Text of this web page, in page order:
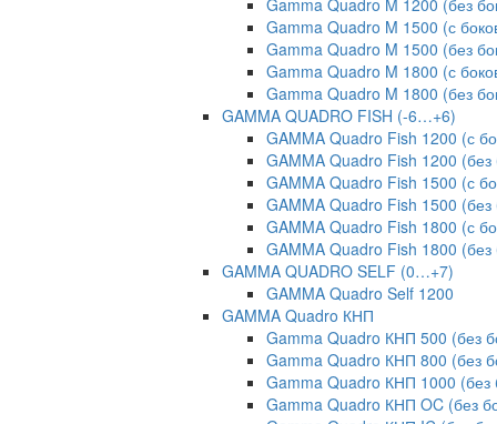
Gamma Quadro M 1200 (без
Gamma Quadro M 1500 (с
Gamma Quadro M 1500 (без
Gamma Quadro M 1800 (с
Gamma Quadro M 1800 (без
GAMMA QUADRO FISH (-6…+6)
GAMMA Quadro Fish 1200 (с
GAMMA Quadro Fish 1200 (без
GAMMA Quadro Fish 1500 (с
GAMMA Quadro Fish 1500 (без
GAMMA Quadro Fish 1800 (с
GAMMA Quadro Fish 1800 (без
GAMMA QUADRO SELF (0…+7)
GAMMA Quadro Self 1200
GAMMA Quadro КНП
Gamma Quadro КНП 500 (без
Gamma Quadro КНП 800 (без
Gamma Quadro КНП 1000 (без
Gamma Quadro КНП OC (без